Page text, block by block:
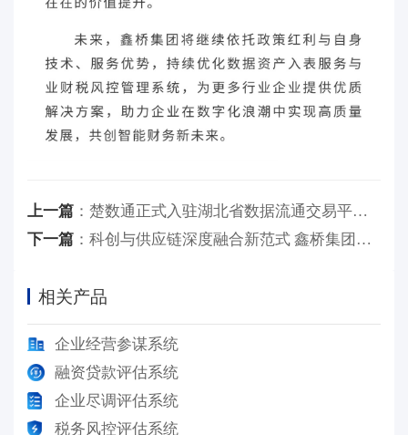
上一篇： 楚数通正式入驻湖北省数据流通交易平台 助力数据要素市场化发展
下一篇： 科创与供应链深度融合新范式 鑫桥集团与湖北科创共探数智赋能新路径
相关产品
企业经营参谋系统
融资贷款评估系统
企业尽调评估系统
税务风控评估系统